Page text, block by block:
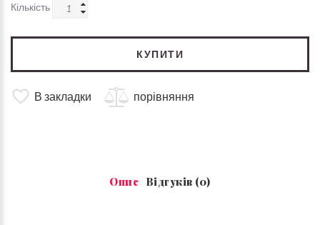
Кількість
КУПИТИ
В закладки порівняння
Опис Відгуків (0)